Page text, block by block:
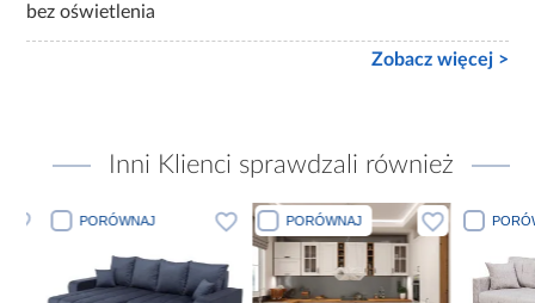
bez oświetlenia
Zobacz więcej >
Inni Klienci sprawdzali również
PORÓWNAJ PORÓWNAJ